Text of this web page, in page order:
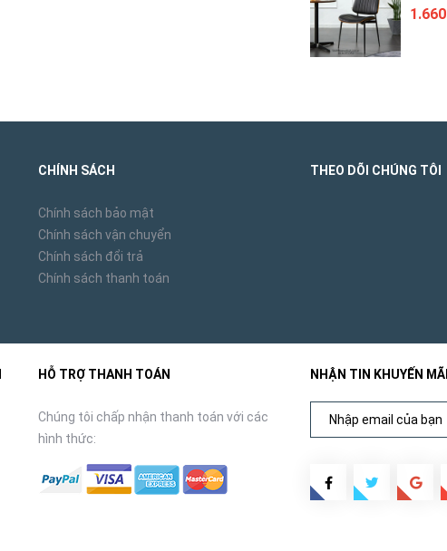
CHÍNH SÁCH
Chính sách bảo mật
Chính sách vận chuyển
Chính sách đổi trả
Chính sách thanh toán
THEO DÕI CHÚNG TÔI
HỖ TRỢ THANH TOÁN
Chúng tôi chấp nhận thanh toán với các
hình thức:
NHẬN TIN KHUYẾN MÃI